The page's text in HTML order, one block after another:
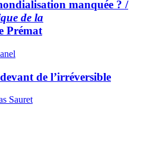
manquée ? /
de la
Prémat
de l’irréversible
Sauret